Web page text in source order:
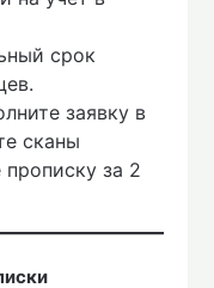
срок
заявку в
сканы
за 2